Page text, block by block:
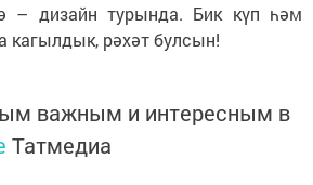
– дизайн турында. Бик күп һәм
кагылдык, рәхәт булсын!
важным и интересным в
Татмедиа